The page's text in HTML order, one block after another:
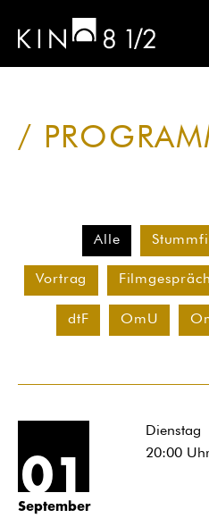
Alle
Vortrag Filmgespräch
dtF OmU
01
September
Dienstag
20:00